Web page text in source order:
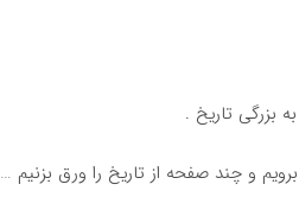
بزرگی تاریخ .
و چند صفحه از تاریخ را ورق بزنیم …